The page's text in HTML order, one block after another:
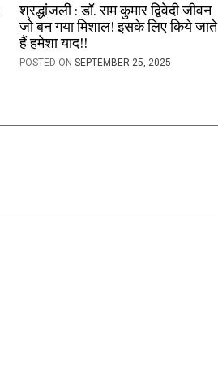
श्रद्धांजली : डॉ. राम कुमार द्विवेदी जीवन
जो बन गया मिशाल! इसके लिए किये जाते
हैं हमेशा याद!!
POSTED ON SEPTEMBER 25, 2025